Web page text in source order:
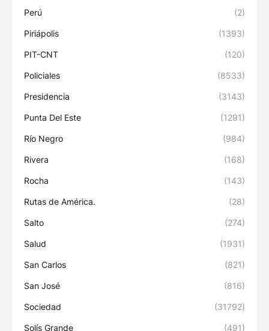
Perú (2)
Piriápolis (1393)
PIT-CNT (120)
Policiales (8533)
Presidencia (3143)
Punta Del Este (1291)
Río Negro (984)
Rivera (168)
Rocha (143)
Rutas de América. (28)
Salto (274)
Salud (1931)
San Carlos (821)
San José (816)
Sociedad (31792)
Solís Grande (491)